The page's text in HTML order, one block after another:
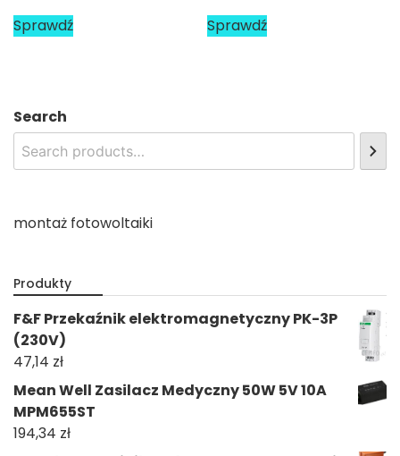
Sprawdź Sprawdź
Search
montaż fotowoltaiki
Produkty
F&F Przekaźnik elektromagnetyczny PK-3P
(230V)
47,14 zł
Mean Well Zasilacz Medyczny 50W 5V 10A
MPM655ST
194,34 zł